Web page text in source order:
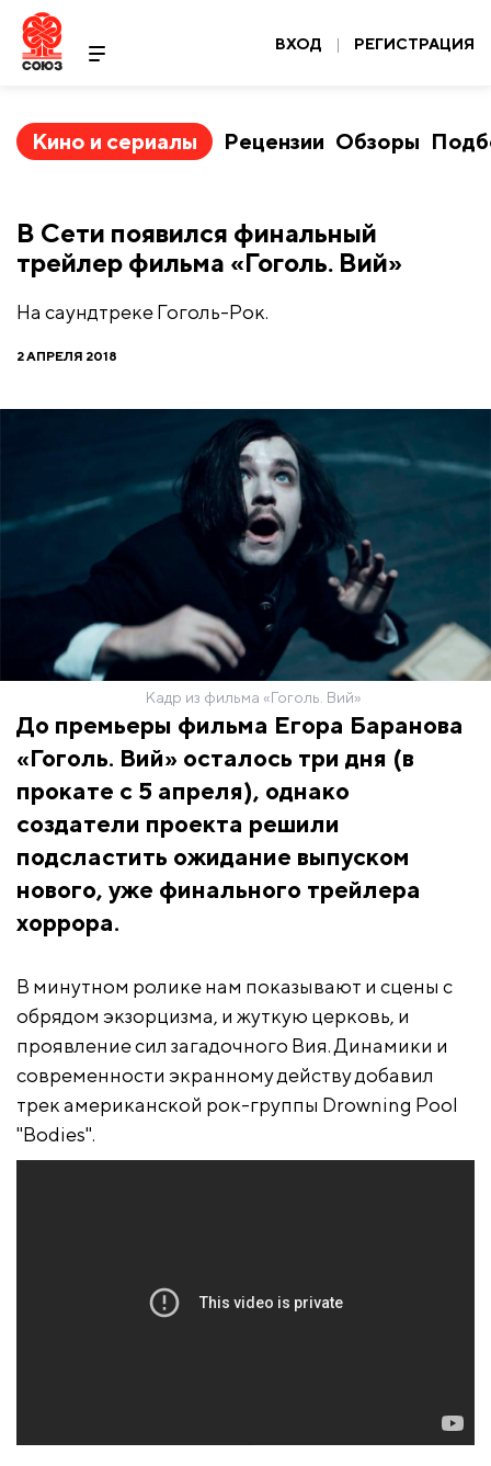
ВХОД | РЕГИСТРАЦИЯ
Кино и сериалы Рецензии Обзоры
В Сети появился финальный
трейлер фильма «Гоголь. Вий»
На саундтреке Гоголь-Рок.
2 АПРЕЛЯ 2018
Кадр из фильма «Гоголь. Вий»
До премьеры фильма Егора Баранова
«Гоголь. Вий» осталось три дня (в
прокате с 5 апреля), однако
создатели проекта решили
подсластить ожидание выпуском
нового, уже финального трейлера
хоррора.
В минутном ролике нам показывают и сцены с
обрядом экзорцизма, и жуткую церковь, и
проявление сил загадочного Вия. Динамики и
современности экранному действу добавил
трек американской рок-группы Drowning Pool
"Bodies".